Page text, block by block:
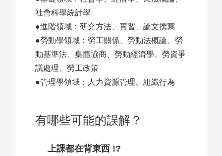
社會科學統計學
●進階領域：研究方法、實習、論文撰寫
●勞動學領域：勞工關係、勞動法概論、勞
動基準法、集體協商、勞動經濟學、勞資爭
議處理、勞工政策
●管理學領域：人力資源管理、組織行為
有哪些可能的誤解？
上課都在背東西 !?